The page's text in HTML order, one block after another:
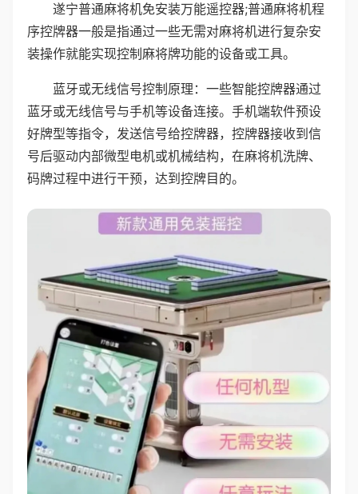
遂宁普通麻将机免安装万能遥控器;普通麻将机程
序控牌器一般是指通过一些无需对麻将机进行复杂安
装操作就能实现控制麻将牌功能的设备或工具。
蓝牙或无线信号控制原理：一些智能控牌器通过
蓝牙或无线信号与手机等设备连接。手机端软件预设
好牌型等指令，发送信号给控牌器，控牌器接收到信
号后驱动内部微型电机或机械结构，在麻将机洗牌、
码牌过程中进行干预，达到控牌目的。